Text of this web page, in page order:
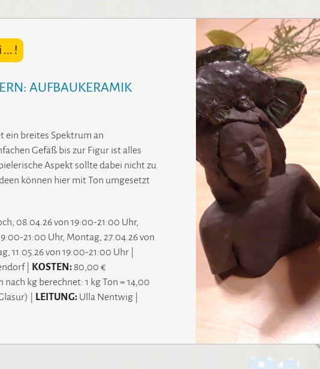
... !
AUFBAUKERAMIK
ein breites Spektrum an
Gefäß bis zur Figur ist alles
Aspekt sollte dabei nicht zu
können hier mit Ton umgesetzt
08.04.26 von 19:00-21:00 Uhr,
21:00 Uhr, Montag, 27.04.26 von
11.05.26 von 19:00-21:00 Uhr
| KOSTEN: 80,00 €
kg berechnet: 1 kg Ton = 14,00
LEITUNG: Ulla Nentwig